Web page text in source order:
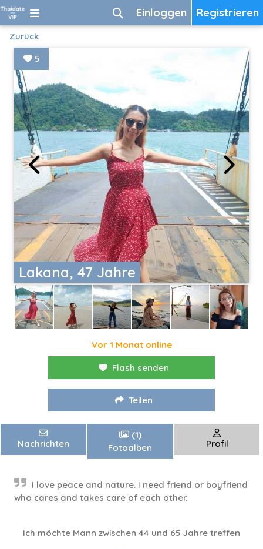
Registrieren
Einloggen
Zurück
Lakana, 47 Jahre
5
Vor 1 Monat online
Flash senden
Teilen
Nachrichten
(1)
Fotoalben
Profil
I love peace and nature. I need friend or boyfriend
who cares and takes care of each other.
Ich möchte Mann zwischen 44 und 65 Jahre treffen